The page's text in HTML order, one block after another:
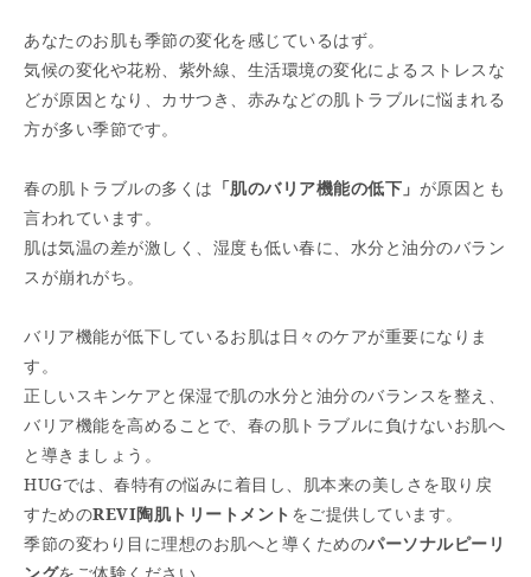
あなたのお肌も季節の変化を感じているはず。
気候の変化や花粉、紫外線、生活環境の変化によるストレスな
どが原因となり、カサつき、赤みなどの肌トラブルに悩まれる
方が多い季節です。
春の肌トラブルの多くは 「肌のバリア機能の低下」 が原因とも
言われています。
肌は気温の差が激しく、湿度も低い春に、水分と油分のバラン
スが崩れがち。
バリア機能が低下しているお肌は日々のケアが重要になりま
す。
正しいスキンケアと保湿で肌の水分と油分のバランスを整え、
バリア機能を高めることで、春の肌トラブルに負けないお肌へ
と導きましょう。
HUGでは、春特有の悩みに着目し、肌本来の美しさを取り戻
すためのREVI陶肌トリートメント をご提供しています。
季節の変わり目に理想のお肌へと導くためのパーソナルピーリ